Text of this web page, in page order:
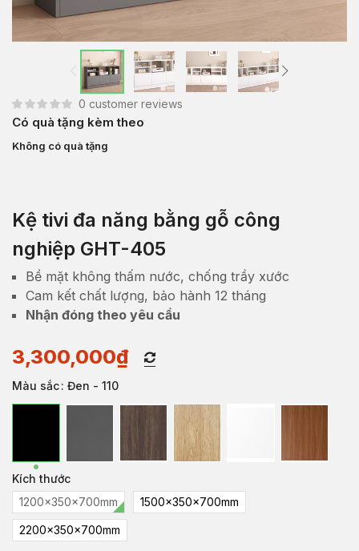
0 customer reviews
Có quà tặng kèm theo
Không có quà tặng
Kệ tivi đa năng bằng gỗ công
nghiệp GHT-405
Bề mặt không thấm nước, chống trầy xước
Cam kết chất lượng, bảo hành 12 tháng
Nhận đóng theo yêu cầu
3,300,000₫
Màu sắc: Đen - 110
Kích thước
1200x350x700mm
1500x350x700mm
2200x350x700mm